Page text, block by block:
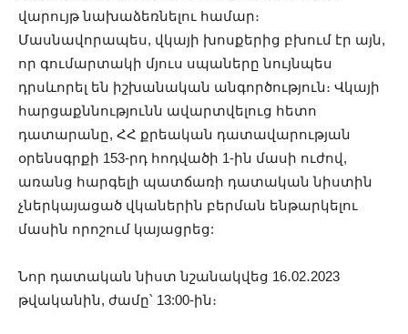
վարույթ նախաձեռնելու համար։
Մասնավորապես, վկայի խոսքերից բխում էր այն,
որ գումարտակի մյուս սպաները նույնպես
դրսևորել են իշխանական անգործություն։ Վկայի
հարցաքննությունն ավարտվելուց հետո
դատարանը, ՀՀ քրեական դատավարության
օրենսգրքի 153-րդ հոդվածի 1-ին մասի ուժով,
առանց հարգելի պատճառի դատական նիստին
չներկայացած վկաներին բերման ենթարկելու
մասին որոշում կայացրեց:
Նոր դատական նիստ նշանակվեց 16․02․2023
թվականին, ժամը՝ 13:00-ին։